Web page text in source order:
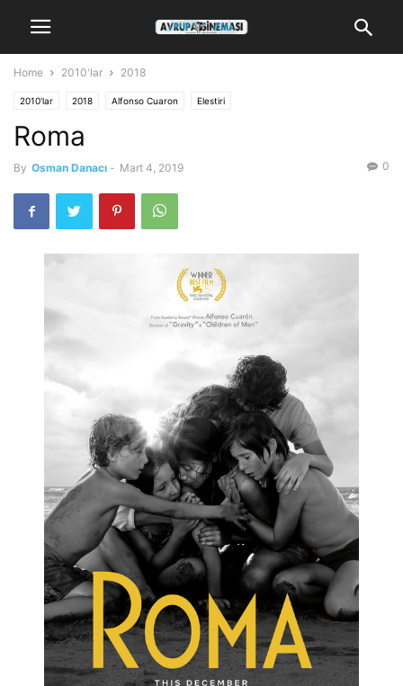
Home 2010'lar 2018
2010'lar 2018 Alfonso Cuaron Elestiri
Roma
By Osman Danacı - Mart 4, 2019 0